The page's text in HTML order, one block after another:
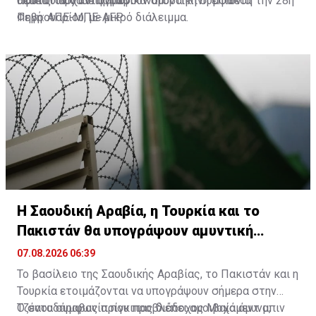
Φεβρουαρίου, με μικρό διάλειμμα.
Πηγή: ΑΠΕ-ΜΠΕ-AFP
Η Σαουδική Αραβία, η Τουρκία και το
Πακιστάν θα υπογράψουν αμυντική
συμφωνία
07.08.2026 06:39
Το βασίλειο της Σαουδικής Αραβίας, το Πακιστάν και η
Τουρκία ετοιμάζονται να υπογράψουν σήμερα στην
Τζέντα συμφωνία που προβλέπει αμοιβαία άμυνα,
Ο σαουδάραβας πρίγκιπας διάδοχος Μοχάμεντ μπιν